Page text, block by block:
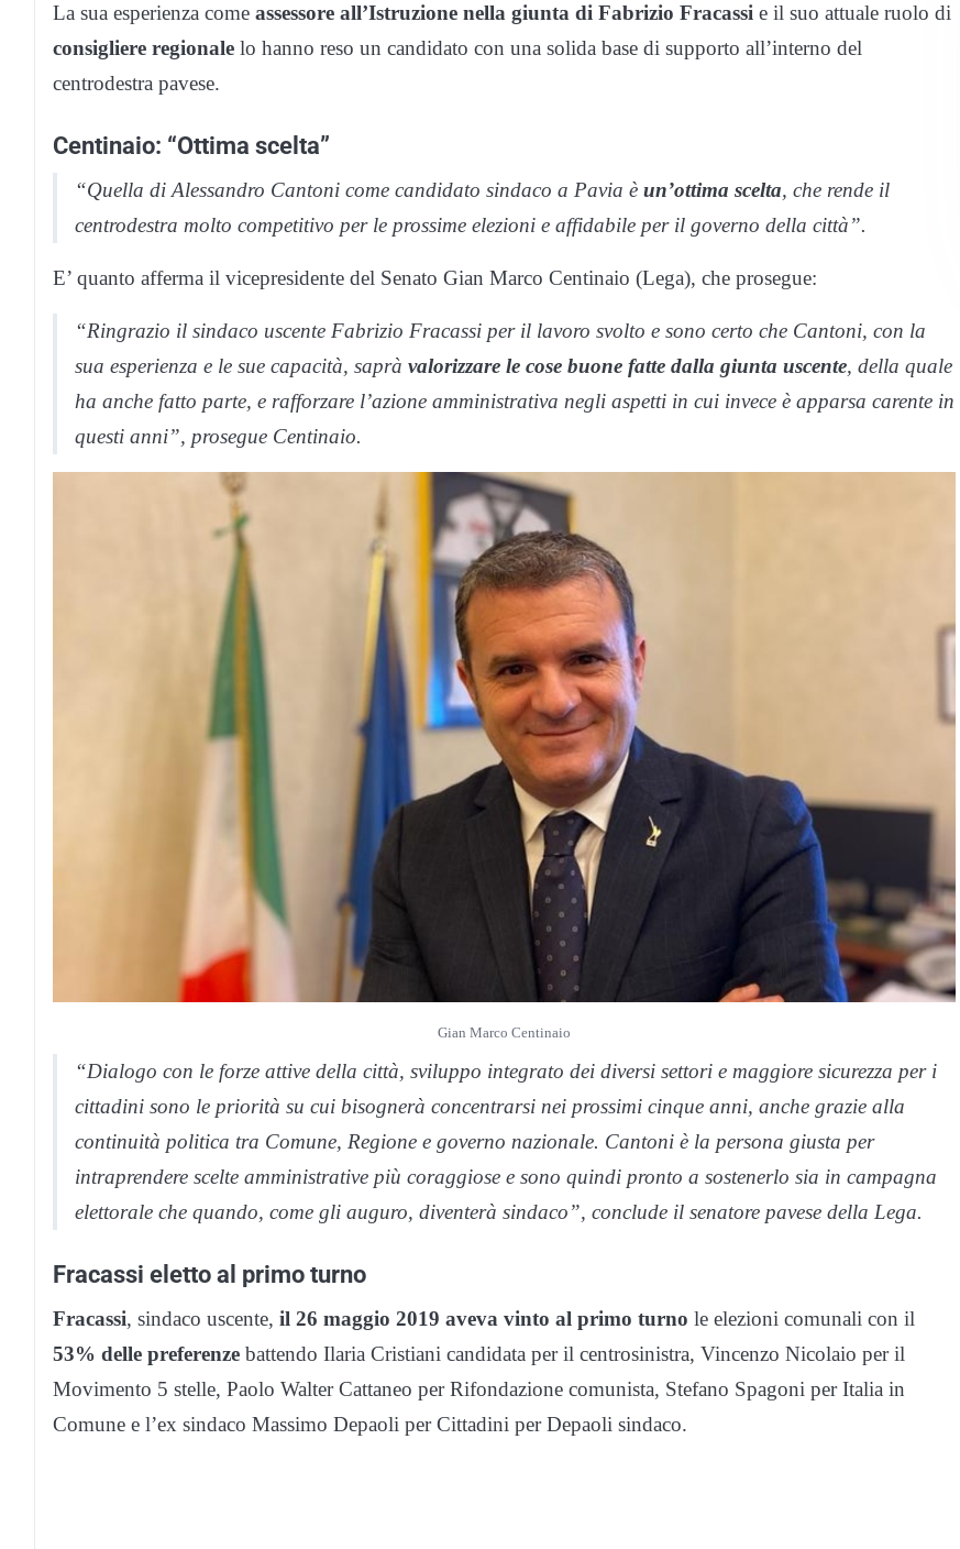
La sua esperienza come assessore all’Istruzione nella giunta di Fabrizio Fracassi e il suo attuale ruolo di
consigliere regionale lo hanno reso un candidato con una solida base di supporto all’interno del
centrodestra pavese.
Centinaio: “Ottima scelta”
“Quella di Alessandro Cantoni come candidato sindaco a Pavia è un’ottima scelta, che rende il
centrodestra molto competitivo per le prossime elezioni e affidabile per il governo della città”.
E’ quanto afferma il vicepresidente del Senato Gian Marco Centinaio (Lega), che prosegue:
“Ringrazio il sindaco uscente Fabrizio Fracassi per il lavoro svolto e sono certo che Cantoni, con la
sua esperienza e le sue capacità, saprà valorizzare le cose buone fatte dalla giunta uscente, della quale
ha anche fatto parte, e rafforzare l’azione amministrativa negli aspetti in cui invece è apparsa carente in
questi anni”, prosegue Centinaio.
Gian Marco Centinaio
“Dialogo con le forze attive della città, sviluppo integrato dei diversi settori e maggiore sicurezza per i
cittadini sono le priorità su cui bisognerà concentrarsi nei prossimi cinque anni, anche grazie alla
continuità politica tra Comune, Regione e governo nazionale. Cantoni è la persona giusta per
intraprendere scelte amministrative più coraggiose e sono quindi pronto a sostenerlo sia in campagna
elettorale che quando, come gli auguro, diventerà sindaco”, conclude il senatore pavese della Lega.
Fracassi eletto al primo turno
Fracassi, sindaco uscente, il 26 maggio 2019 aveva vinto al primo turno le elezioni comunali con il
53% delle preferenze battendo Ilaria Cristiani candidata per il centrosinistra, Vincenzo Nicolaio per il
Movimento 5 stelle, Paolo Walter Cattaneo per Rifondazione comunista, Stefano Spagoni per Italia in
Comune e l’ex sindaco Massimo Depaoli per Cittadini per Depaoli sindaco.